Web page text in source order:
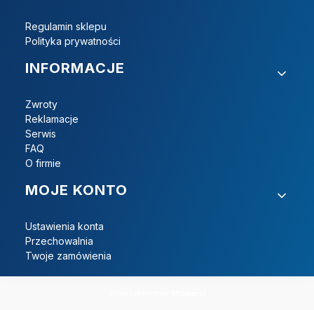
Regulamin sklepu
Polityka prywatności
INFORMACJE
Zwroty
Reklamacje
Serwis
FAQ
O firmie
MOJE KONTO
Ustawienia konta
Przechowalnia
Twoje zamówienia